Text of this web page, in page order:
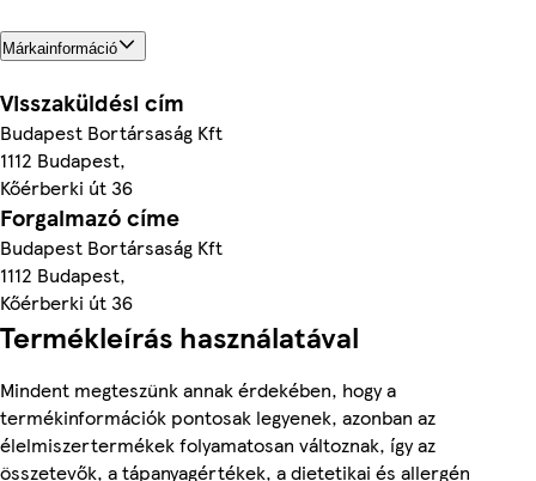
Márkainformáció
Visszaküldési cím
Budapest Bortársaság Kft
1112 Budapest,
Kőérberki út 36
Forgalmazó címe
Budapest Bortársaság Kft
1112 Budapest,
Kőérberki út 36
Termékleírás használatával
Mindent megteszünk annak érdekében, hogy a
termékinformációk pontosak legyenek, azonban az
élelmiszertermékek folyamatosan változnak, így az
összetevők, a tápanyagértékek, a dietetikai és allergén